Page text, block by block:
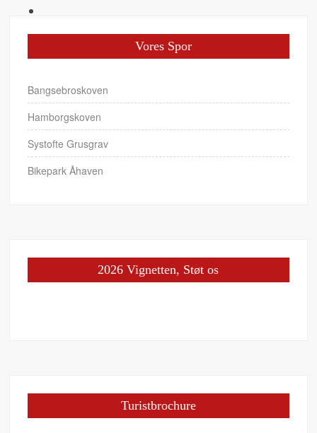
Vores Spor
Bangsebroskoven
Hamborgskoven
Systofte Grusgrav
Bikepark Åhaven
2026 Vignetten, Støt os
Turistbrochure